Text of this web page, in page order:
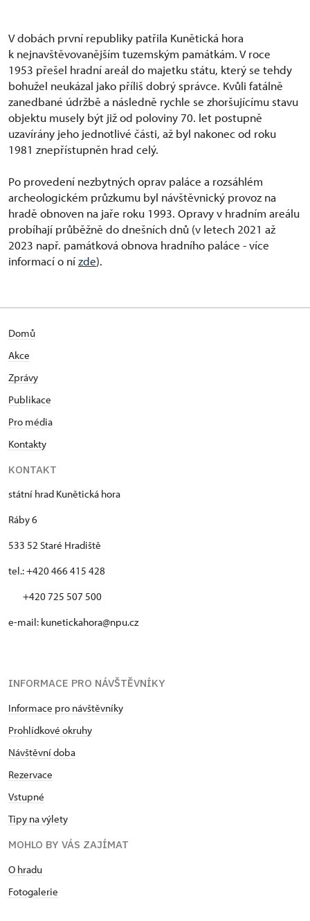
V dobách první republiky patřila Kunětická hora
k nejnavštěvovanějším tuzemským památkám. V roce
1953 přešel hradní areál do majetku státu, který se tehdy
bohužel neukázal jako příliš dobrý správce. Kvůli fatálně
zanedbané údržbě a následně rychle se zhoršujícímu stavu
objektu musely být již od poloviny 70. let postupně
uzavírány jeho jednotlivé části, až byl nakonec od roku
1981 znepřístupněn hrad celý.
Po provedení nezbytných oprav paláce a rozsáhlém
archeologickém průzkumu byl návštěvnický provoz na
hradě obnoven na jaře roku 1993. Opravy v hradním areálu
probíhají průběžně do dnešních dnů (v letech 2021 až
2023 např. památková obnova hradního paláce - více
informací o nízde).
Domů
Akce
Zprávy
Publikace
Pro média
Kontakty
KONTAKT
státní hrad Kunětická hora
Ráby 6
533 52 Staré Hradiště
tel.: +420 466 415 428
+420 725 507 500
e-mail: kunetickahora@npu.cz
INFORMACE PRO NÁVŠTĚVNÍKY
Informace pro návštěvníky
Prohlídkové okruhy
Návštěvní doba
Rezervace
Vstupné
Tipy na výlety
MOHLO BY VÁS ZAJÍMAT
O hradu
Fotogalerie